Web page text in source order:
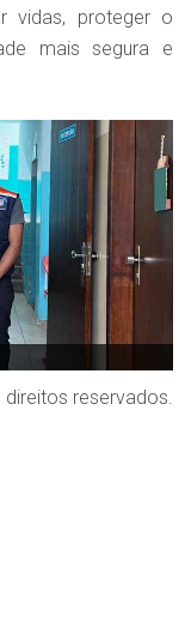
vidas, proteger o
mais segura e
direitos reservados.